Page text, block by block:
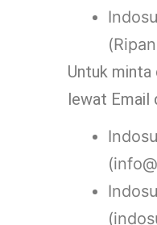
Untuk minta
lewat Email